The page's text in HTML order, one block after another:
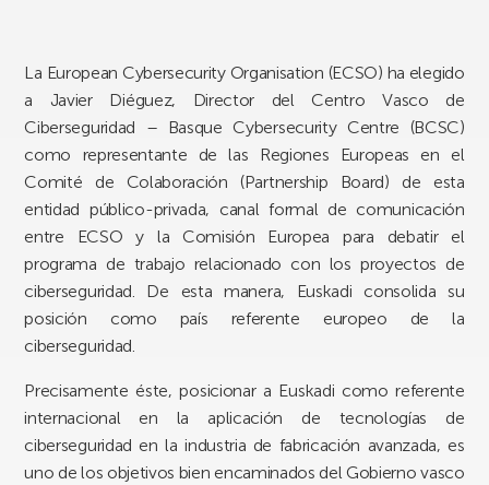
La European Cybersecurity Organisation (ECSO) ha elegido
a Javier Diéguez, Director del Centro Vasco de
Ciberseguridad – Basque Cybersecurity Centre (BCSC)
como representante de las Regiones Europeas en el
Comité de Colaboración (Partnership Board) de esta
entidad público-privada, canal formal de comunicación
entre ECSO y la Comisión Europea para debatir el
programa de trabajo relacionado con los proyectos de
ciberseguridad. De esta manera, Euskadi consolida su
posición como país referente europeo de la
ciberseguridad.
Precisamente éste, posicionar a Euskadi como referente
internacional en la aplicación de tecnologías de
ciberseguridad en la industria de fabricación avanzada, es
uno de los objetivos bien encaminados del Gobierno vasco